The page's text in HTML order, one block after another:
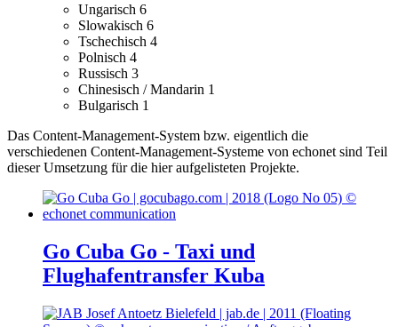
Ungarisch 6
Slowakisch 6
Tschechisch 4
Polnisch 4
Russisch 3
Chinesisch / Mandarin 1
Bulgarisch 1
Das Content-Management-System bzw. eigentlich die
verschiedenen Content-Management-Systeme von echonet sind Teil
dieser Umsetzung für die hier aufgelisteten Projekte.
Go Cuba Go - Taxi und
Flughafentransfer Kuba